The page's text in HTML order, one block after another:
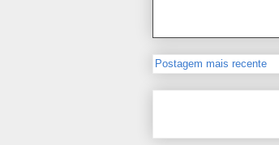
Postagem mais recente